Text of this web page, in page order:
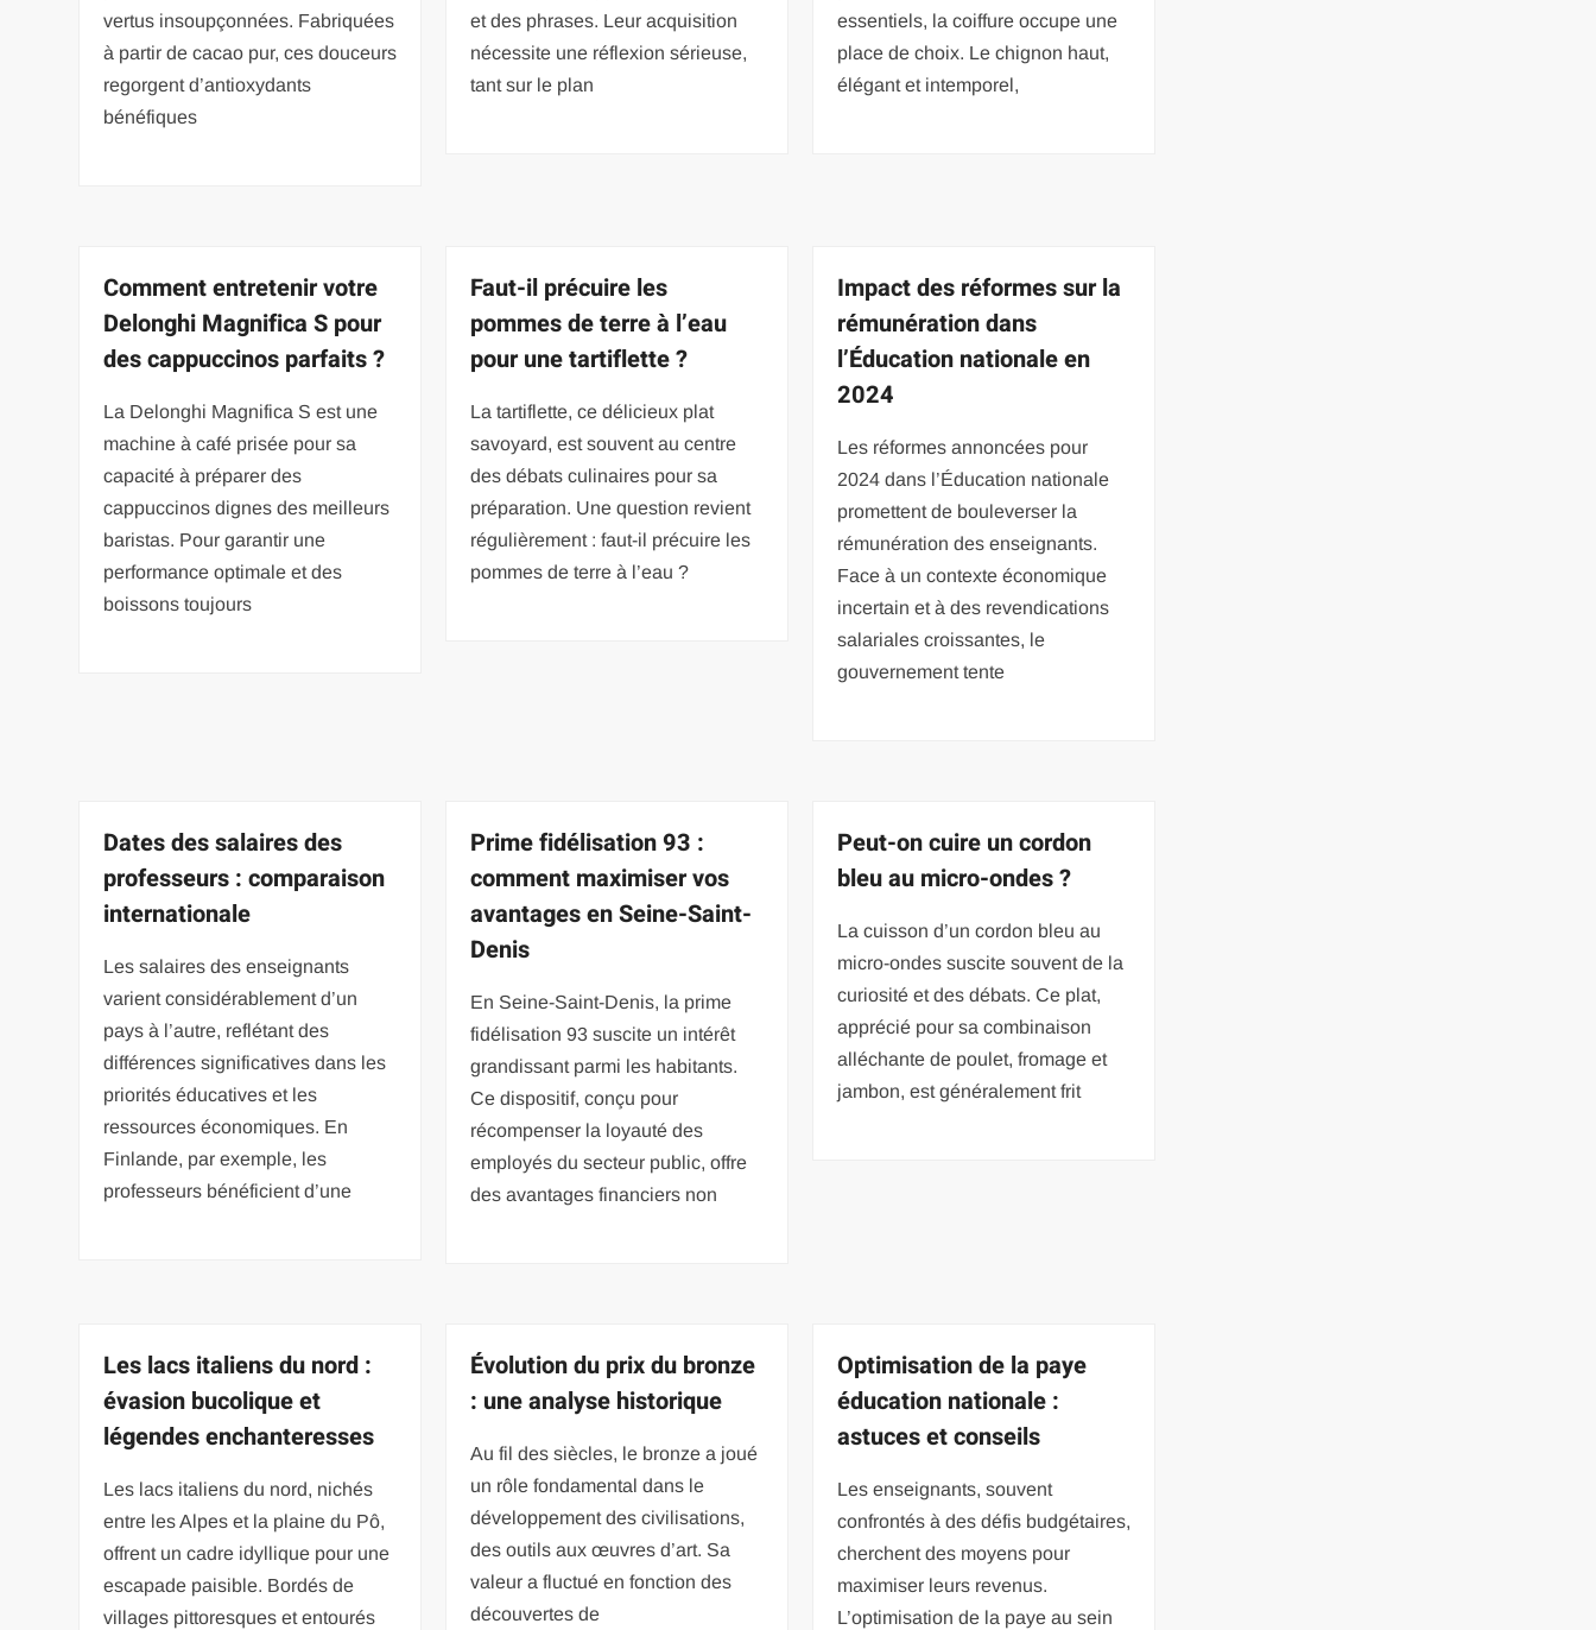
vertus insoupçonnées. Fabriquées
à partir de cacao pur, ces douceurs
regorgent d’antioxydants
bénéfiques
et des phrases. Leur acquisition
nécessite une réflexion sérieuse,
tant sur le plan
essentiels, la coiffure occupe une
place de choix. Le chignon haut,
élégant et intemporel,
Comment entretenir votre
Delonghi Magnifica S pour
des cappuccinos parfaits ?
La Delonghi Magnifica S est une
machine à café prisée pour sa
capacité à préparer des
cappuccinos dignes des meilleurs
baristas. Pour garantir une
performance optimale et des
boissons toujours
Faut-il précuire les
pommes de terre à l’eau
pour une tartiflette ?
La tartiflette, ce délicieux plat
savoyard, est souvent au centre
des débats culinaires pour sa
préparation. Une question revient
régulièrement : faut-il précuire les
pommes de terre à l’eau ?
Impact des réformes sur la
rémunération dans
l’Éducation nationale en
2024
Les réformes annoncées pour
2024 dans l’Éducation nationale
promettent de bouleverser la
rémunération des enseignants.
Face à un contexte économique
incertain et à des revendications
salariales croissantes, le
gouvernement tente
Dates des salaires des
professeurs : comparaison
internationale
Les salaires des enseignants
varient considérablement d’un
pays à l’autre, reflétant des
différences significatives dans les
priorités éducatives et les
ressources économiques. En
Finlande, par exemple, les
professeurs bénéficient d’une
Prime fidélisation 93 :
comment maximiser vos
avantages en Seine-Saint-
Denis
En Seine-Saint-Denis, la prime
fidélisation 93 suscite un intérêt
grandissant parmi les habitants.
Ce dispositif, conçu pour
récompenser la loyauté des
employés du secteur public, offre
des avantages financiers non
Peut-on cuire un cordon
bleu au micro-ondes ?
La cuisson d’un cordon bleu au
micro-ondes suscite souvent de la
curiosité et des débats. Ce plat,
apprécié pour sa combinaison
alléchante de poulet, fromage et
jambon, est généralement frit
Les lacs italiens du nord :
évasion bucolique et
légendes enchanteresses
Les lacs italiens du nord, nichés
entre les Alpes et la plaine du Pô,
offrent un cadre idyllique pour une
escapade paisible. Bordés de
villages pittoresques et entourés
Évolution du prix du bronze
: une analyse historique
Au fil des siècles, le bronze a joué
un rôle fondamental dans le
développement des civilisations,
des outils aux œuvres d’art. Sa
valeur a fluctué en fonction des
découvertes de
Optimisation de la paye
éducation nationale :
astuces et conseils
Les enseignants, souvent
confrontés à des défis budgétaires,
cherchent des moyens pour
maximiser leurs revenus.
L’optimisation de la paye au sein